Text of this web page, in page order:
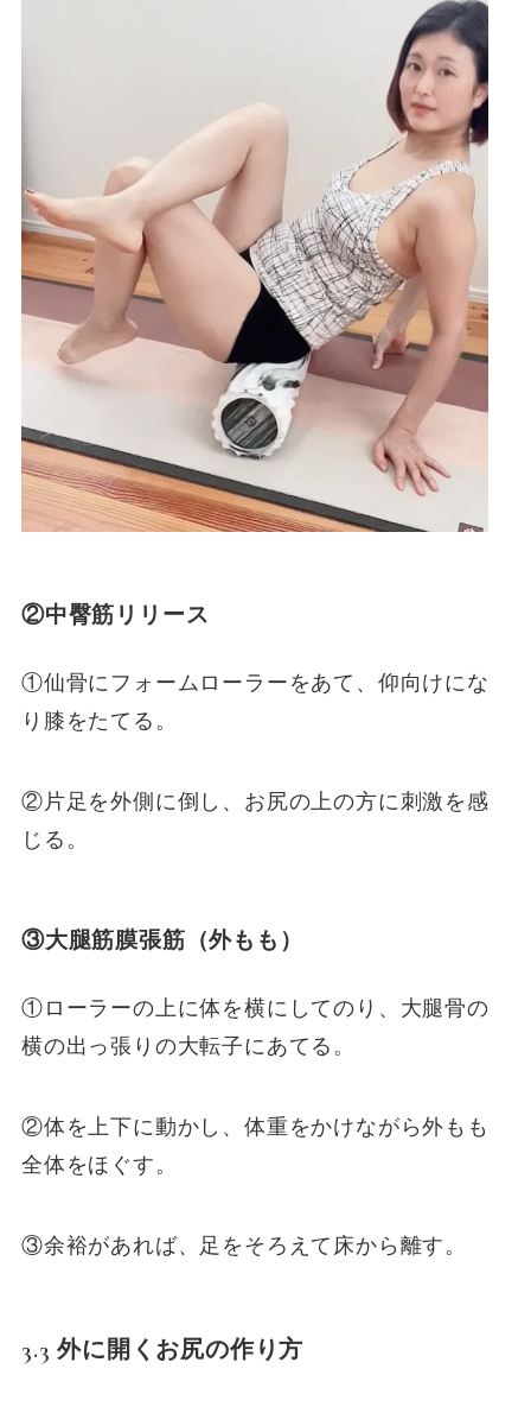
②中臀筋リリース
①仙骨にフォームローラーをあて、仰向けにな
り膝をたてる。
②片足を外側に倒し、お尻の上の方に刺激を感
じる。
③大腿筋膜張筋（外もも）
①ローラーの上に体を横にしてのり、大腿骨の
横の出っ張りの大転子にあてる。
②体を上下に動かし、体重をかけながら外もも
全体をほぐす。
③余裕があれば、足をそろえて床から離す。
3.3 外に開くお尻の作り方